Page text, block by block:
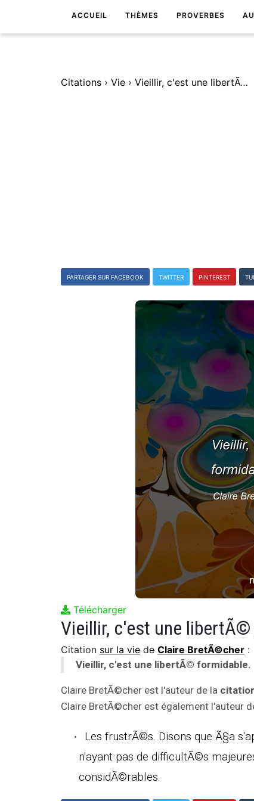
ACCUEIL THÈMES PROVERBES
Citations › Vie › Vieillir, c'est une libertÃ© formidable.
PARTAGER SUR FACEBOOK TWITTER PINTEREST
Télécharger
Vieillir, c'est une
Citation sur la vie de Claire BretÃ©cher :
Vieillir, c'est une libertÃ© formidable.
Claire BretÃ©cher est l'auteur de la
Claire BretÃ©cher est également l'auteur
Les frustrÃ©s. Disons que Ã§a
n'ayant pas de difficultÃ©s
considÃ©rables.